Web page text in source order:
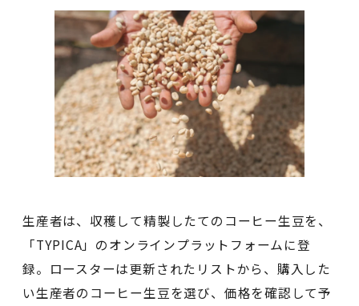
生産者は、収穫して精製したてのコーヒー生豆を、
「TYPICA」のオンラインプラットフォームに登
録。ロースターは更新されたリストから、購入した
い生産者のコーヒー生豆を選び、価格を確認して予